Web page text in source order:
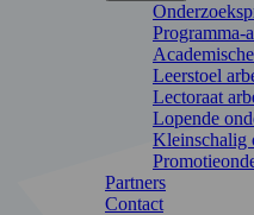
Programma-
Leerstoel
Lectoraat
Lopende
Kleinschalig
Partners
Contact